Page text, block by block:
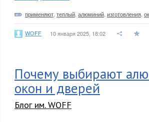
применяют теплый алюминий изготовления
WOFF 10 января 2025, 18:02
Почему выбирают
окон и дверей
Блог им. WOFF